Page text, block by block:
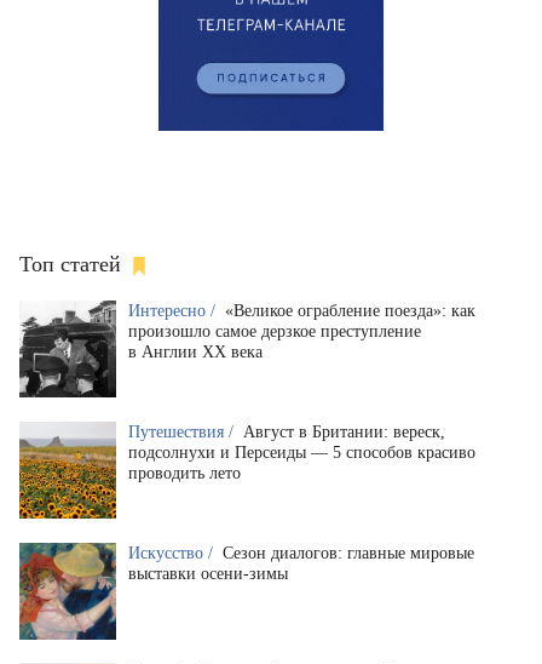
Топ статей
Интересно / «Великое ограбление поезда»: как
произошло самое дерзкое преступление
в Англии XX века
Путешествия / Август в Британии: вереск,
подсолнухи и Персеиды — 5 способов красиво
проводить лето
Искусство / Сезон диалогов: главные мировые
выставки осени-зимы